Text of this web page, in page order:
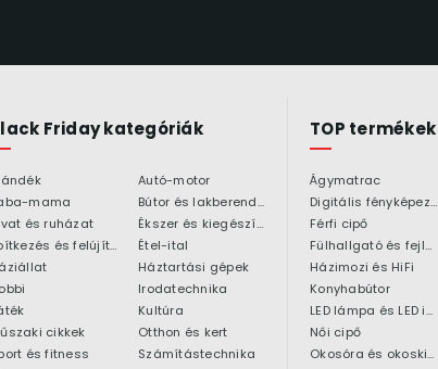
Friday kategóriák
Autó-motor
mama
Bútor és lakberendezés
és ruházat
Ékszer és kiegészítő
Építkezés és felújítás
Étel-ital
Háztartási gépek
Irodatechnika
Kultúra
cikkek
Otthon és kert
és fitness
Számítástechnika
TOP termékek
Ágymatrac
Digitális fényképezőgép
Férfi cipő
Fülhallgató és fejlhallgató
Házimozi és HiFi
Konyhabútor
LED lámpa és LED izzó
Női cipő
Okosóra és okoskiegészítő